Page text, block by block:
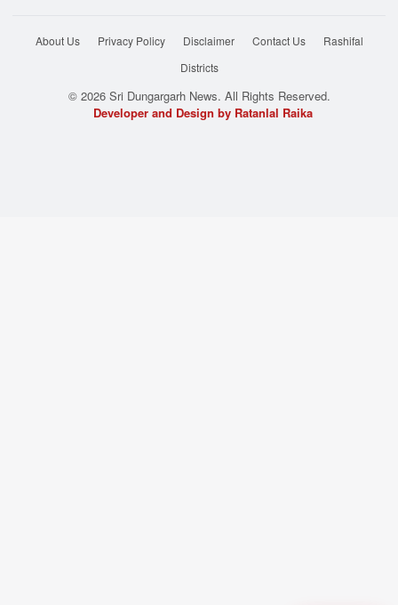
About Us Privacy Policy Disclaimer Contact Us
Rashifal
Districts
© 2026 Sri Dungargarh News. All Rights Reserved.
Developer and Design by Ratanlal Raika